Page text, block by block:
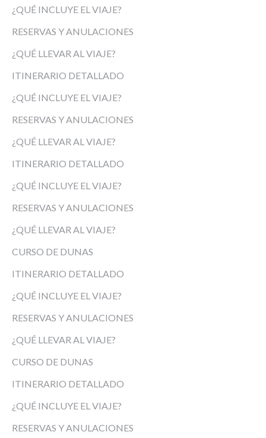
¿QUÉ INCLUYE EL VIAJE?
RESERVAS Y ANULACIONES
¿QUÉ LLEVAR AL VIAJE?
ITINERARIO DETALLADO
¿QUÉ INCLUYE EL VIAJE?
RESERVAS Y ANULACIONES
¿QUÉ LLEVAR AL VIAJE?
ITINERARIO DETALLADO
¿QUÉ INCLUYE EL VIAJE?
RESERVAS Y ANULACIONES
¿QUÉ LLEVAR AL VIAJE?
CURSO DE DUNAS
ITINERARIO DETALLADO
¿QUÉ INCLUYE EL VIAJE?
RESERVAS Y ANULACIONES
¿QUÉ LLEVAR AL VIAJE?
CURSO DE DUNAS
ITINERARIO DETALLADO
¿QUÉ INCLUYE EL VIAJE?
RESERVAS Y ANULACIONES